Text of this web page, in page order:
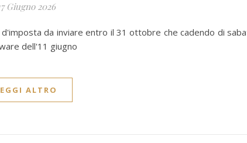
Giugno 2026
da inviare entro il 31 ottobre che cadendo di
dell'11 giugno
ALTRO